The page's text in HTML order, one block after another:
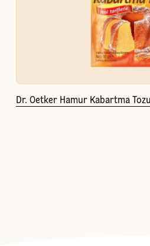
Dr. Oetker Hamur Kabartma Tozu